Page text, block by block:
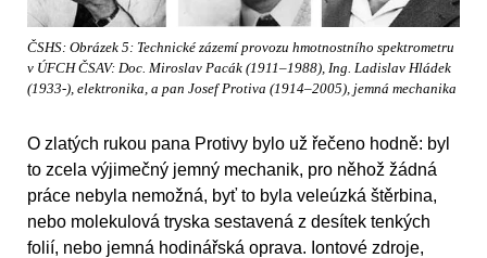
ČSHS: Obrázek 5: Technické zázemí provozu hmotnostního spektrometru
v ÚFCH ČSAV: Doc. Miroslav Pacák (1911–1988), Ing. Ladislav Hládek
(1933-), elektronika, a pan Josef Protiva (1914–2005), jemná mechanika
O zlatých rukou pana Protivy bylo už řečeno hodně: byl
to zcela výjimečný jemný mechanik, pro něhož žádná
práce nebyla nemožná, byť to byla veleúzká štěrbina,
nebo molekulová tryska sestavená z desítek tenkých
folií, nebo jemná hodinářská oprava. Iontové zdroje,